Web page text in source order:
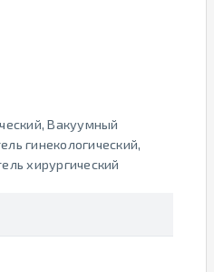
,Вакуумный
гинекологический,
хирургический